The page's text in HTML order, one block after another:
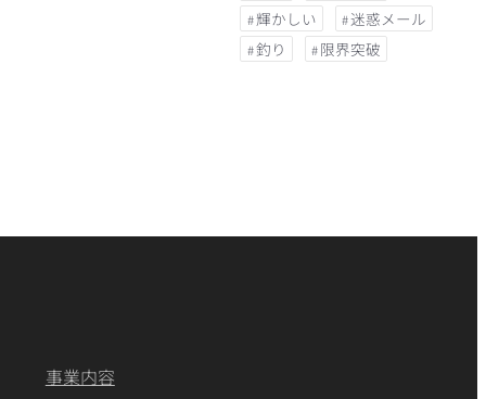
輝かしい
迷惑メール
釣り
限界突破
事業内容